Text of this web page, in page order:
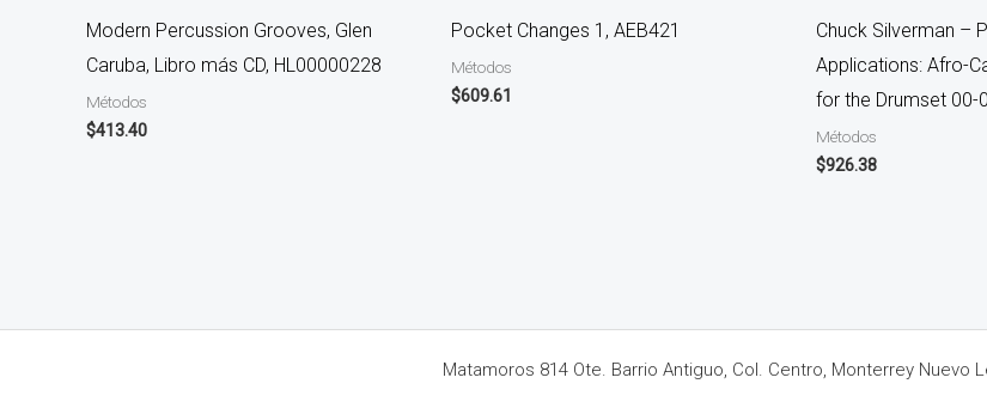
Modern Percussion Grooves, Glen
Caruba, Libro más CD, HL00000228
Métodos
$413.40
Pocket Changes 1, AEB421
Métodos
$609.61
Chuck Silverman –
Applications: Afro-
for the Drumset 00-
Métodos
$926.38
Matamoros 814 Ote. Barrio Antiguo, Col. Centro, Monterrey Nuevo